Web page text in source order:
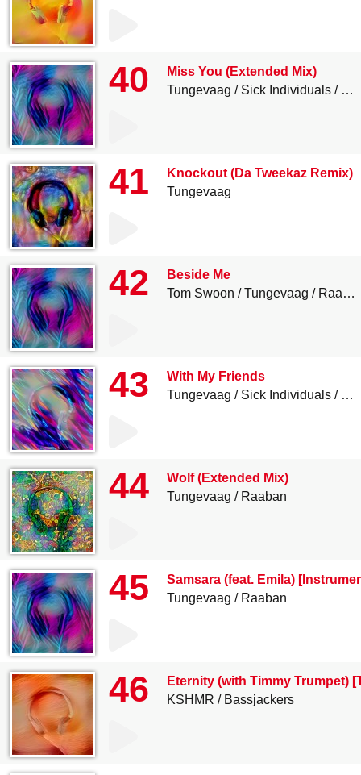
40
Miss You (Extended Mix)
Tungevaag
Sick Individuals
41
Knockout (Da Tweekaz Remix)
Tungevaag
42
Beside Me
Tom Swoon
Tungevaag Raaban
43
With My Friends
Tungevaag
Sick Individuals
44
Wolf (Extended Mix)
Tungevaag
Raaban
45
Samsara (feat. Emila)
Tungevaag
Raaban
46
Eternity (with Timmy Trumpet)
KSHMR
Bassjackers